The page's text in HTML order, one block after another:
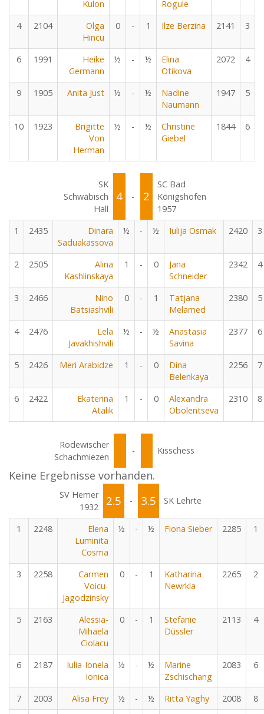
Kulon
Rogule
4 2104
Olga
Hincu
0 - 1 Ilze Berzina 2141 3
6 1991
Heike
Germann
½ - ½
Elina
Otikova
2072 4
9 1905 Anita Just ½ - ½
Nadine
Naumann
1947 5
10 1923
Brigitte
Von
Herman
½ - ½
Christine
Giebel
1844 6
SK
Schwäbisch
Hall
4 - 2
SC Bad
Königshofen
1957
1
2435
Dinara
Saduakassova
½ - ½ Iulija Osmak 2420 3
2 2505
Alina
Kashlinskaya
1 - 0
Jana
Schneider
2342 4
3 2466
Nino
Batsiashvili
0 - 1
Tatjana
Melamed
2380 5
4 2476
Lela
Javakhishvili
½ - ½
Anastasia
Savina
2377 6
5 2426 Meri Arabidze 1 - 0
Dina
Belenkaya
2256 7
6 2422
Ekaterina
Atalik
1 - 0
Alexandra
Obolentseva
2310 8
Rodewischer
Schachmiezen
- Kisschess
Keine Ergebnisse vorhanden.
SV Hemer
1932
2.5 - 3.5 SK Lehrte
1 2248
Elena
Luminita
Cosma
½ - ½ Fiona Sieber 2285 1
3 2258
Carmen
Voicu-
Jagodzinsky
0 - 1
Katharina
Newrkla
2265 2
5 2163
Alessia-
Mihaela
Ciolacu
0 - 1
Stefanie
Düssler
2113 4
6 2187
Iulia-Ionela
Ionica
½ - ½
Marine
Zschischang
2083 6
7 2003 Alisa Frey ½ - ½ Ritta Yaghy 2008
8